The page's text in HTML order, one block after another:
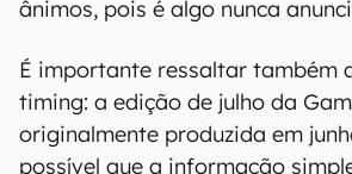
polêmica levantada pelos fãs da
Moralesé uma sequência
um conteúdo extra do jogo
própria embalagem? Os
responsáveis pelo